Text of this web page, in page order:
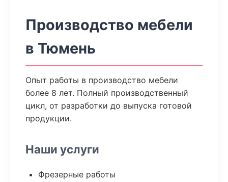
Производство мебели
в Тюмень
Опыт работы в производство мебели
более 8 лет. Полный производственный
цикл, от разработки до выпуска готовой
продукции.
Наши услуги
Фрезерные работы